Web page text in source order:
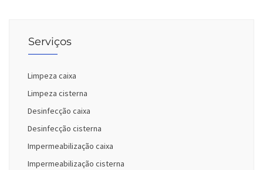
Serviços
Limpeza caixa
Limpeza cisterna
Desinfecção caixa
Desinfecção cisterna
Impermeabilização caixa
Impermeabilização cisterna